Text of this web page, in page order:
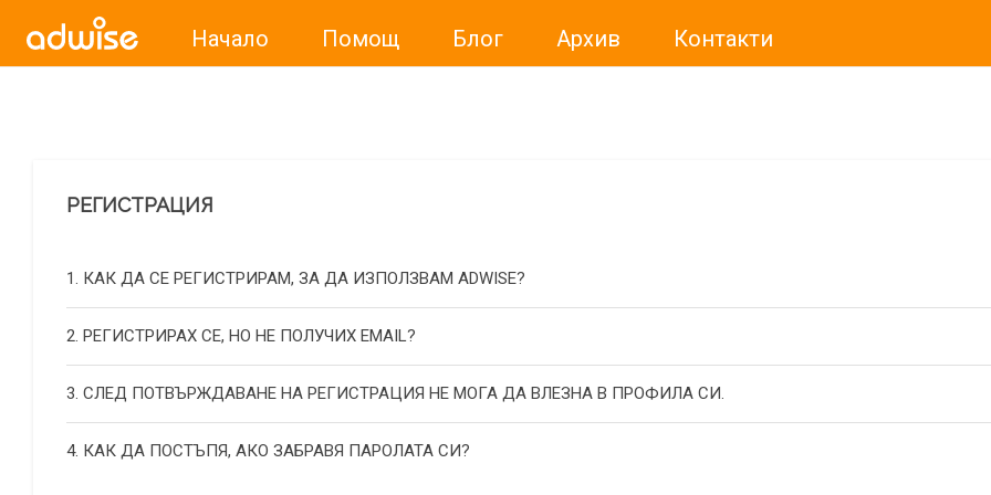
Начало Помощ Блог Архив Контакти
РЕГИСТРАЦИЯ
1. КАК ДА СЕ РЕГИСТРИРАМ, ЗА ДА ИЗПОЛЗВАМ ADWISE?
2. РЕГИСТРИРАХ СЕ, НО НЕ ПОЛУЧИХ EMAIL?
3. СЛЕД ПОТВЪРЖДАВАНЕ НА РЕГИСТРАЦИЯ НЕ МОГА ДА ВЛЕЗНА В ПРОФИЛА СИ.
4. КАК ДА ПОСТЪПЯ, АКО ЗАБРАВЯ ПАРОЛАТА СИ?